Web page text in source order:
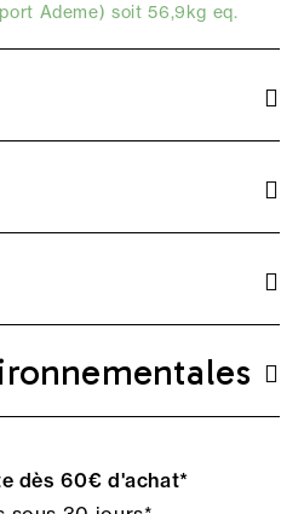
Ademe) soit 56,9kg eq.
dès 60€ d'achat*